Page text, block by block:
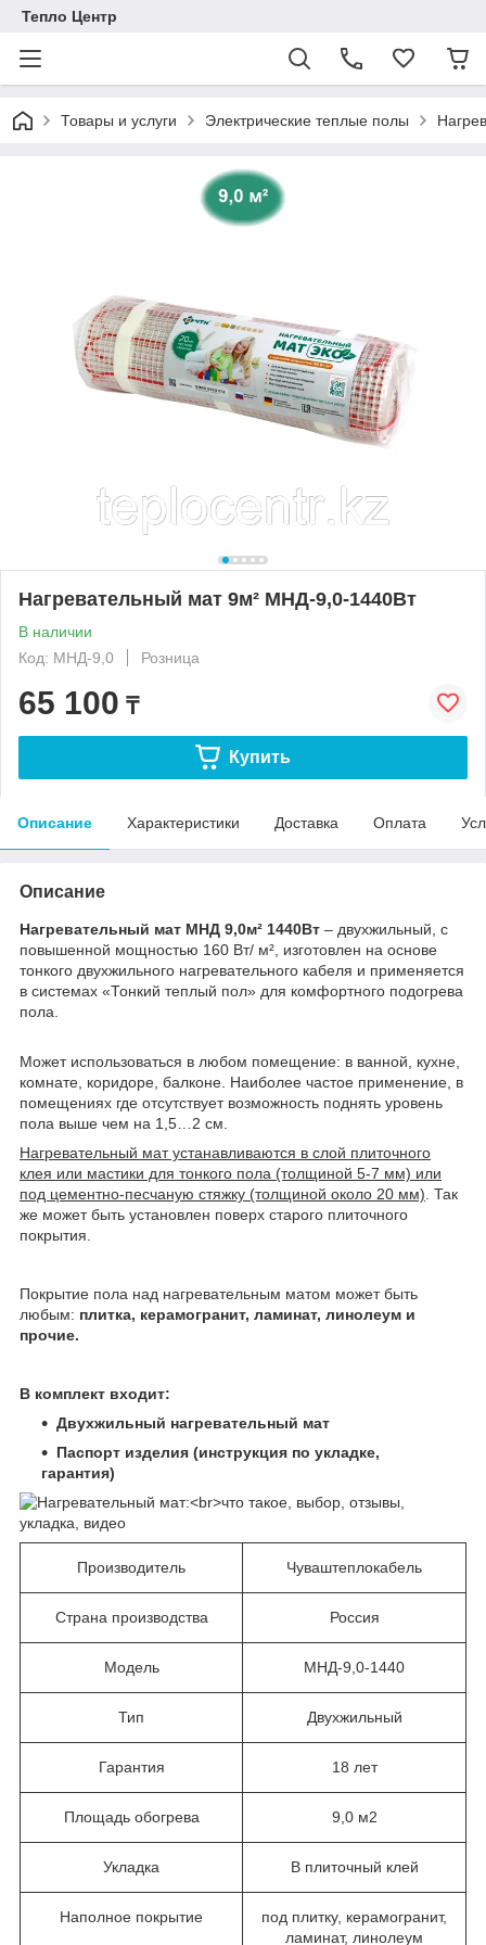
Тепло Центр
Товары и услуги Электрические теплые полы
Нагревательный мат 9м² МНД-9,0-1440Вт
В наличии
Код: МНД-9,0
Розница
65 100 ₸
Купить
Описание Характеристики Доставка Оплата
Описание
Нагревательный мат МНД 9,0м² 1440Вт – двухжильный, с
повышенной мощностью 160 Вт/ м², изготовлен на основе
тонкого двухжильного нагревательного кабеля и применяется
в системах «Тонкий теплый пол» для комфортного подогрева
пола.
Может использоваться в любом помещение: в ванной, кухне,
комнате, коридоре, балконе. Наиболее частое применение, в
помещениях где отсутствует возможность поднять уровень
пола выше чем на 1,5…2 см.
Нагревательный мат устанавливаются в слой плиточного
клея или мастики для тонкого пола (толщиной 5-7 мм) или
под цементно-песчаную стяжку (толщиной около 20 мм) . Так
же может быть установлен поверх старого плиточного
покрытия.
Покрытие пола над нагревательным матом может быть
любым: плитка, керамогранит, ламинат, линолеум и
прочие.
В комплект входит:
Двухжильный нагревательный мат
Паспорт изделия (инструкция по укладке,
гарантия)
Производитель Чуваштеплокабель
Страна производства Россия
Модель МНД-9,0-1440
Тип Двухжильный
Гарантия 18 лет
Площадь обогрева 9,0 м2
Укладка В плиточный клей
Наполное покрытие
под плитку, керамогранит,
ламинат, линолеум